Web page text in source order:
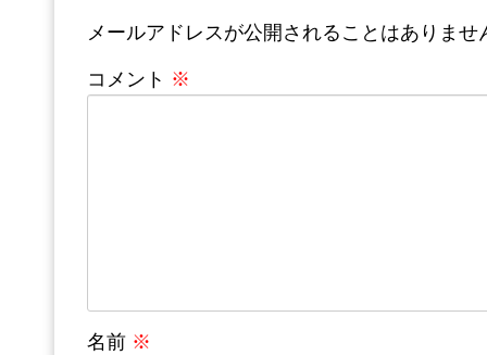
メールアドレスが公開されることはありませ
コメント ※
名前 ※